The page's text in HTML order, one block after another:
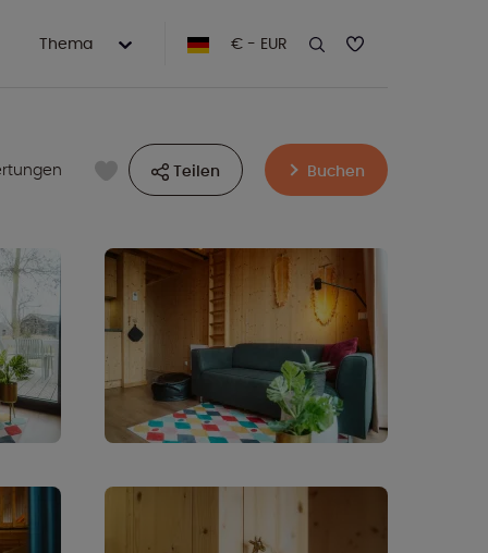
Thema € - EUR
Teilen Buchen